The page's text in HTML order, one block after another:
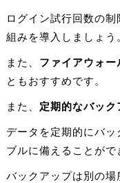
ログイン試行回数の
組みを導入しましょう
また、 ファイアウォー
ともおすすめです。
また、 定期的なバック
データを定期的にバ
ブルに備えることがで
バックアップは別の場